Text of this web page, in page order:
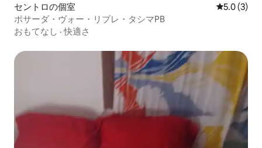
セントロの個室 レビュー3
5.0 (3)
ポサーダ・ヴォー・リブレ・タシマPB
おもてなし ·快適さ